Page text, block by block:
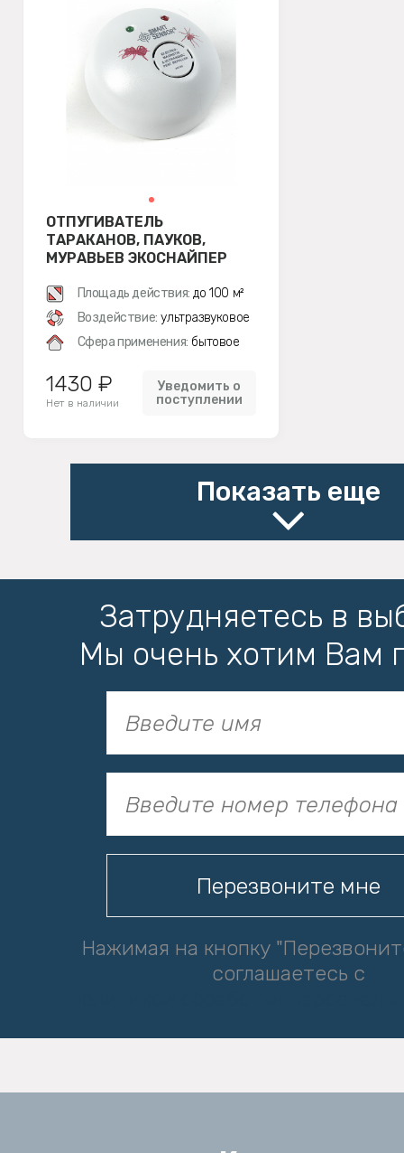
ОТПУГИВАТЕЛЬ
ТАРАКАНОВ, ПАУКОВ,
МУРАВЬЕВ ЭКОСНАЙПЕР
ЭЛЕКТРОМАГНИТНОЕ)
Площадь действия: до 100 м²
Воздействие: ультразвуковое
Сфера применения: бытовое
1430 ₽
Нет в наличии
Уведомить о
поступлении
Показать еще
Затрудняетесь в
Мы очень хотим Вам
Нажимая на кнопку
соглашаетесь с